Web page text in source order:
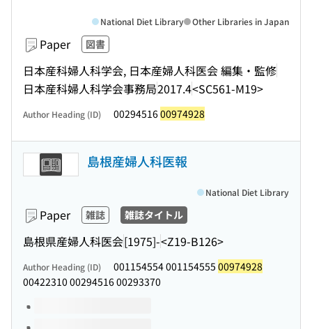
Paper 図書
日本産科婦人科学会, 日本産婦人科医会 編集・監修
日本産科婦人科学会事務局2017.4<SC561-M19>
National Diet Library Other Libraries in Japan
Author Heading (ID) 0029451600974928
島根産婦人科医報
Paper 雑誌 雑誌タイトル
島根県産婦人科医会[1975]-<Z19-B126>
National Diet Library
Author Heading (ID) 001154554 001154555 00974928
00422310 00294516 00293370
Volumes of this title